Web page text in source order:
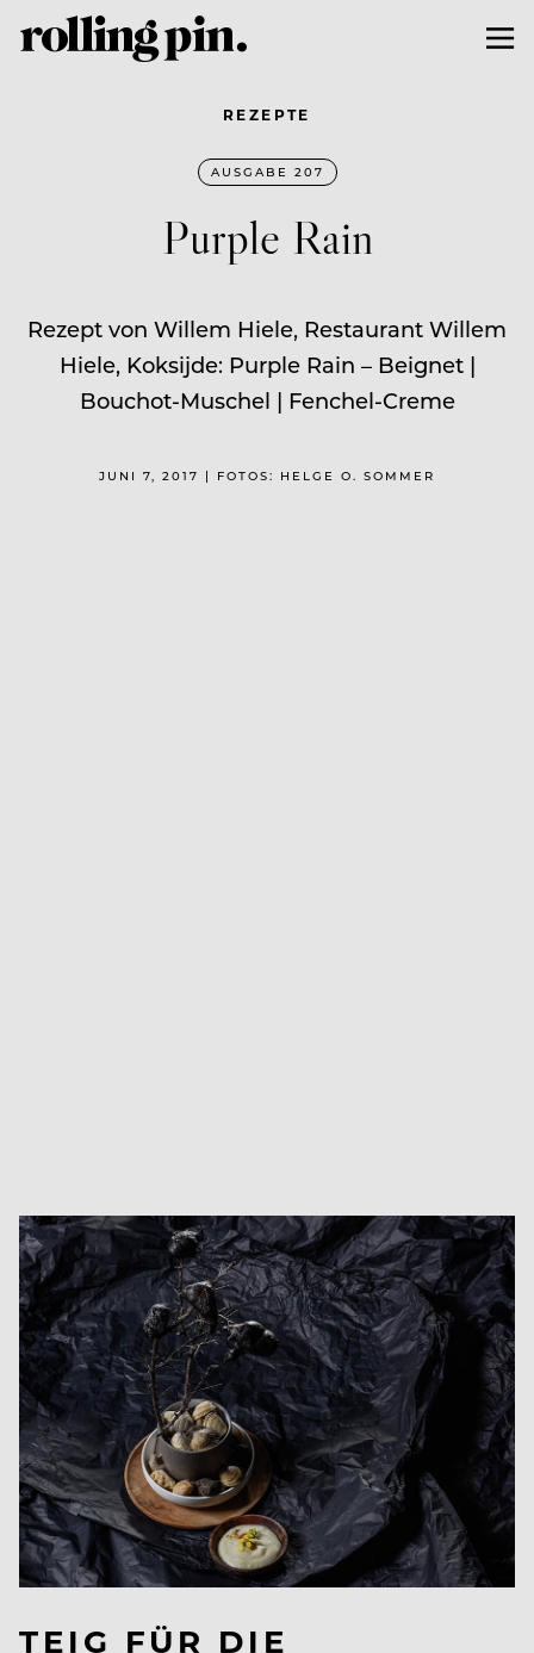
REZEPTE
AUSGABE 207
Purple Rain
Rezept von Willem Hiele, Restaurant Willem
Hiele, Koksijde: Purple Rain – Beignet |
Bouchot-Muschel | Fenchel-Creme
JUNI 7, 2017 | FOTOS: HELGE O. SOMMER
TEIG FÜR DIE